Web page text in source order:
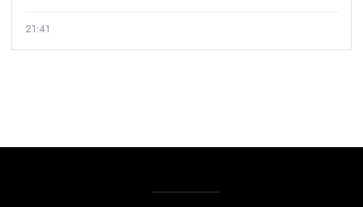
21:41